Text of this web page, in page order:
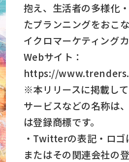
抱え、生活者の多様化
たプランニングをおこ
イクロマーケティング
Webサイト：
https://
※本リリースに掲載し
サービスなどの名称は
は登録商標です。
・Twitterの表記・ロ
またはその関連会社の